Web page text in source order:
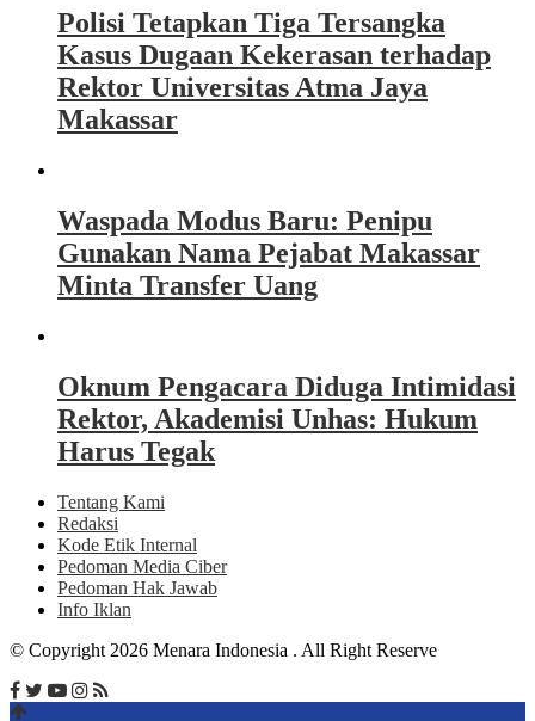
Polisi Tetapkan Tiga Tersangka
Kasus Dugaan Kekerasan terhadap
Rektor Universitas Atma Jaya
Makassar
Waspada Modus Baru: Penipu
Gunakan Nama Pejabat Makassar
Minta Transfer Uang
Oknum Pengacara Diduga Intimidasi
Rektor, Akademisi Unhas: Hukum
Harus Tegak
Tentang Kami
Redaksi
Kode Etik Internal
Pedoman Media Ciber
Pedoman Hak Jawab
Info Iklan
© Copyright 2026 Menara Indonesia . All Right Reserve